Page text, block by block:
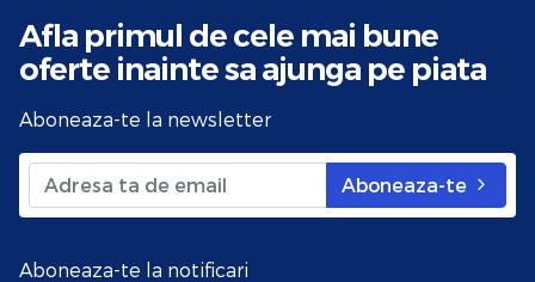
Afla primul de cele mai bune
oferte inainte sa ajunga pe piata
Aboneaza-te la newsletter
Aboneaza-te
Aboneaza-te la notificari